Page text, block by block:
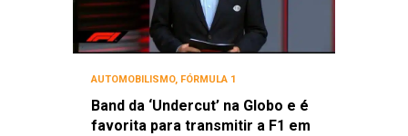
AUTOMOBILISMO, FÓRMULA 1
Band da ‘Undercut’ na Globo e é
favorita para transmitir a F1 em